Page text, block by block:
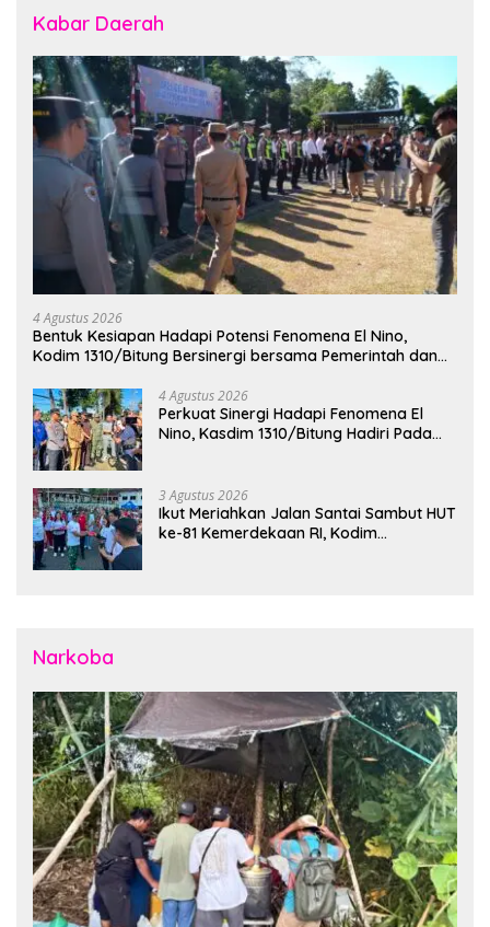
Kabar Daerah
4 Agustus 2026
Bentuk Kesiapan Hadapi Potensi Fenomena El Nino,
Kodim 1310/Bitung Bersinergi bersama Pemerintah dan
Bencana
4 Agustus 2026
Perkuat Sinergi Hadapi Fenomena El
Nino, Kasdim 1310/Bitung Hadiri Pada
3 Agustus 2026
Ikut Meriahkan Jalan Santai Sambut HUT
ke-81 Kemerdekaan RI, Kodim
Narkoba